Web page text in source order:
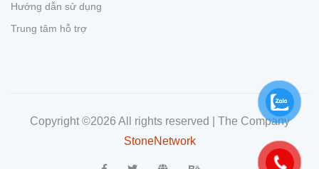
Hướng dẫn sử dụng
Trung tâm hỗ trợ
Copyright ©2026 All rights reserved | The Company
StoneNetwork